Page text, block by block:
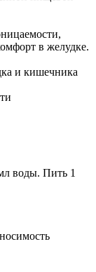
в желудке.
и кишечника
воды. Пить 1